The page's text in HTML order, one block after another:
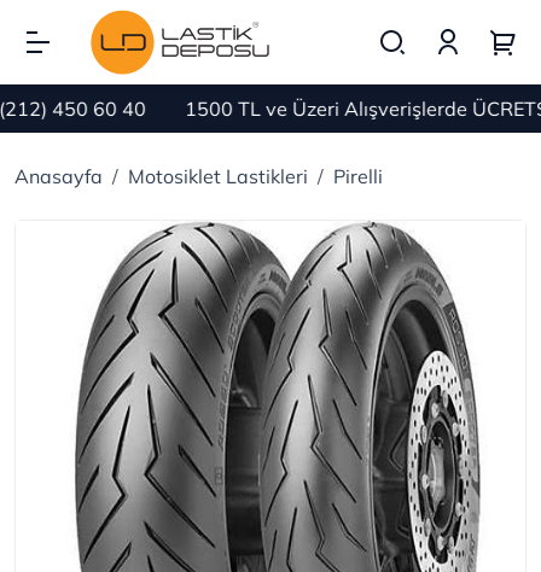
450 60 40 1500 TL ve Üzeri Alışverişlerde ÜCRETSİZ
Anasayfa Motosiklet Lastikleri Pirelli